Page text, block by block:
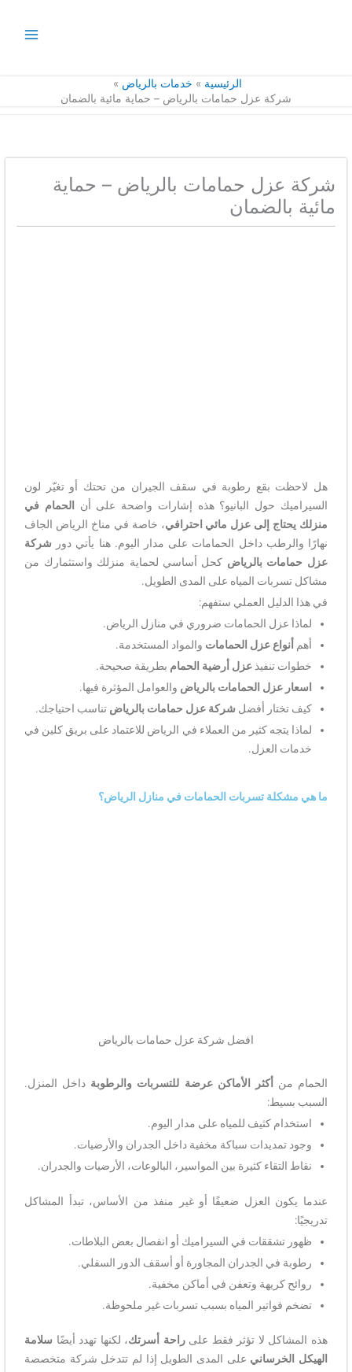
الرئيسية
خدمات بالرياض
شركة عزل حمامات بالرياض – حماية مائية بالضمان
شركة عزل حمامات بالرياض – حماية
مائية بالضمان
هل لاحظت بقع رطوبة في سقف الجيران من تحتك أو تغيّر لون
السيراميك حول البانيو؟ هذه إشارات واضحة على أن
الحمام في
منزلك يحتاج إلى عزل مائي احترافي، خاصة في مناخ الرياض الجاف
نهارًا والرطب داخل الحمامات على مدار اليوم. هنا يأتي دور شركة
عزل حمامات بالرياض كحل أساسي لحماية منزلك واستثمارك من
مشاكل تسربات المياه على المدى الطويل.
في هذا الدليل العملي ستفهم:
لماذا عزل الحمامات ضروري في منازل الرياض.
أهم أنواع عزل الحمامات والمواد المستخدمة.
خطوات تنفيذعزل أرضية الحمام بطريقة صحيحة.
اسعار عزل الحمامات بالرياض والعوامل المؤثرة فيها.
كيف تختار أفضل شركة عزل حمامات بالرياض تناسب احتياجك.
لماذا يتجه كثير من العملاء في الرياض للاعتماد على بريق كلين في
خدمات العزل.
ما هي مشكلة تسربات الحمامات في منازل الرياض؟
افضل شركة عزل حمامات بالرياض
الحمام من أكثر الأماكن عرضة للتسربات والرطوبة داخل المنزل.
السبب بسيط:
استخدام كثيف للمياه على مدار اليوم.
وجود تمديدات سباكة مخفية داخل الجدران والأرضيات.
نقاط التقاء كثيرة بين المواسير، البالوعات، الأرضيات والجدران.
عندما يكون العزل ضعيفًا أو غير منفذ من الأساس، تبدأ المشاكل
تدريجيًا:
ظهور تشققات في السيراميك أو انفصال بعض البلاطات.
رطوبة في الجدران المجاورة أو أسقف الدور السفلي.
روائح كريهة وتعفن في أماكن مخفية.
تضخم فواتير المياه بسبب تسربات غير ملحوظة.
هذه المشاكل لا تؤثر فقط علىراحة أسرتك، لكنها تهدد أيضًا سلامة
الهيكل الخرساني على المدى الطويل إذا لم تتدخل شركة متخصصة